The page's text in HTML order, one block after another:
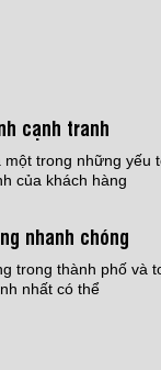
CRETE
SAN PHẲNG
Liên hệ
cạnh tranh
một trong những yếu
của khách hàng
nhanh chóng
trong thành phố và
nhất có thể